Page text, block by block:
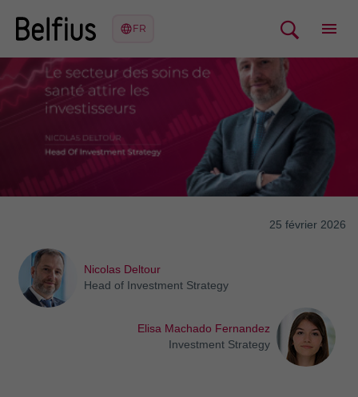
25 février 2026
Nicolas Deltour
Head of Investment Strategy
Elisa Machado Fernandez
Investment Strategy